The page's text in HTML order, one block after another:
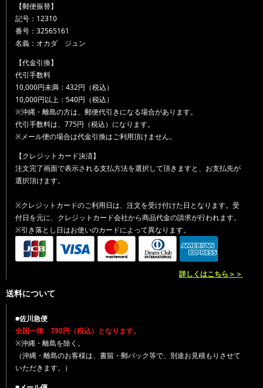
【郵便振替】
記号：12310
番号：32565161
名義：オカダ ジュン
【代金引換】
代引手数料
10,000円未満：432円（税込）
10,000円以上：540円（税込）
※沖縄・離島の方は、郵便代引きになる場合があります。
代引手数料は、775円（税込）になります。
※メール便の場合は代金引換はご利用頂けません。
【クレジットカード決済】
注文完了画面で表示される支払方法を選択して頂きますと、お支払先が
選択頂けます。
※クレジットカードのご利用日は、注文を受け付けた日となります。受
付日を元に、クレジットカード会社から商品代金の請求が行われます。
※引き落とし日はお使いのカードによって異なります。
詳しくはこちら＞＞
送料について
■佐川急便
全国一律 750円（税込）となります。
※沖縄・離島を除く。
（沖縄・離島のお客様は、書留・郵パック等で、別途お見積もりさせて
いただきます。）